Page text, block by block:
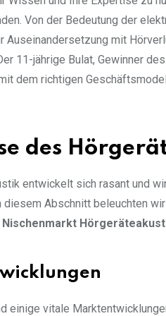
Von der Bedeutung der
Auseinandersetzung mit
11-jährige Bulat, Gewinner
dem richtigen
des
entwickelt sich rasant und
diesem Abschnitt beleuchten
Nischenmarkt
einige vitale